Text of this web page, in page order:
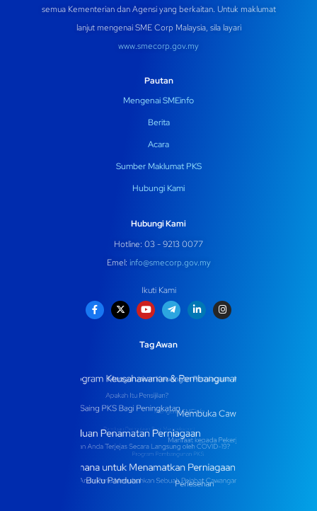
semua Kementerian dan Agensi yang berkaitan. Untuk maklumat
lanjut mengenai SME Corp Malaysia, sila layari
www.smecorp.gov.my
Pautan
Mengenai SMEinfo
Berita
Acara
Sumber Maklumat PKS
Hubungi Kami
Hubungi Kami
Hotline: 03 - 9213 0077
Emel: info@smecorp.gov.my
Ikuti Kami
Tag Awan